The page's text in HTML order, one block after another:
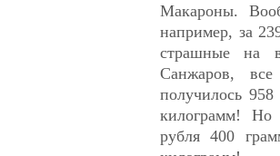
Макароны.
например, за
страшные на
Санжаров,
получилось
килограмм! Но
рубля 400